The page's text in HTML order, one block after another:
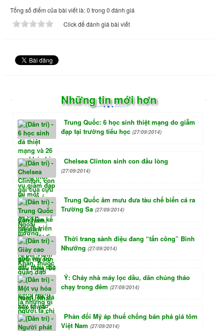
Tổng số điểm của bài viết là: 0 trong 0 đánh giá
Click để đánh giá bài viết
Những tin mới hơn
Trung Quốc: 6 học sinh thiệt mạng do giẫm
đạp tại trường tiểu học (27/09/2014)
Chelsea Clinton sinh con đầu lòng
(27/09/2014)
Trung Quốc âm mưu đưa tàu chế biến cá ra
Trường Sa (27/09/2014)
Thời trang sành điệu đang “tấn công” Bình
Nhưỡng (27/09/2014)
Ý: Cháy nhà máy lọc dầu, dân chúng tháo
chạy trong đêm (27/09/2014)
Phản đối Mỹ áp thuế chống bán phá giá tôm
Việt Nam (27/09/2014)